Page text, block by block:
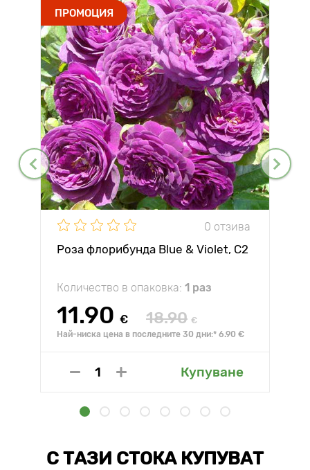
ПРОМОЦИЯ
0 отзива
Роза флорибунда Blue & Violet, C2
Количество в опаковка: 1 раз
11.90 € 18.90 €
Най-ниска цена в последните 30 дни:* 6.90 €
Купуване
С ТАЗИ СТОКА КУПУВАТ